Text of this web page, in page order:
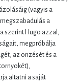
(vagyis a
a
szerint Hugo azzal,
megpróbálja
az önzését és a
altatni a saját